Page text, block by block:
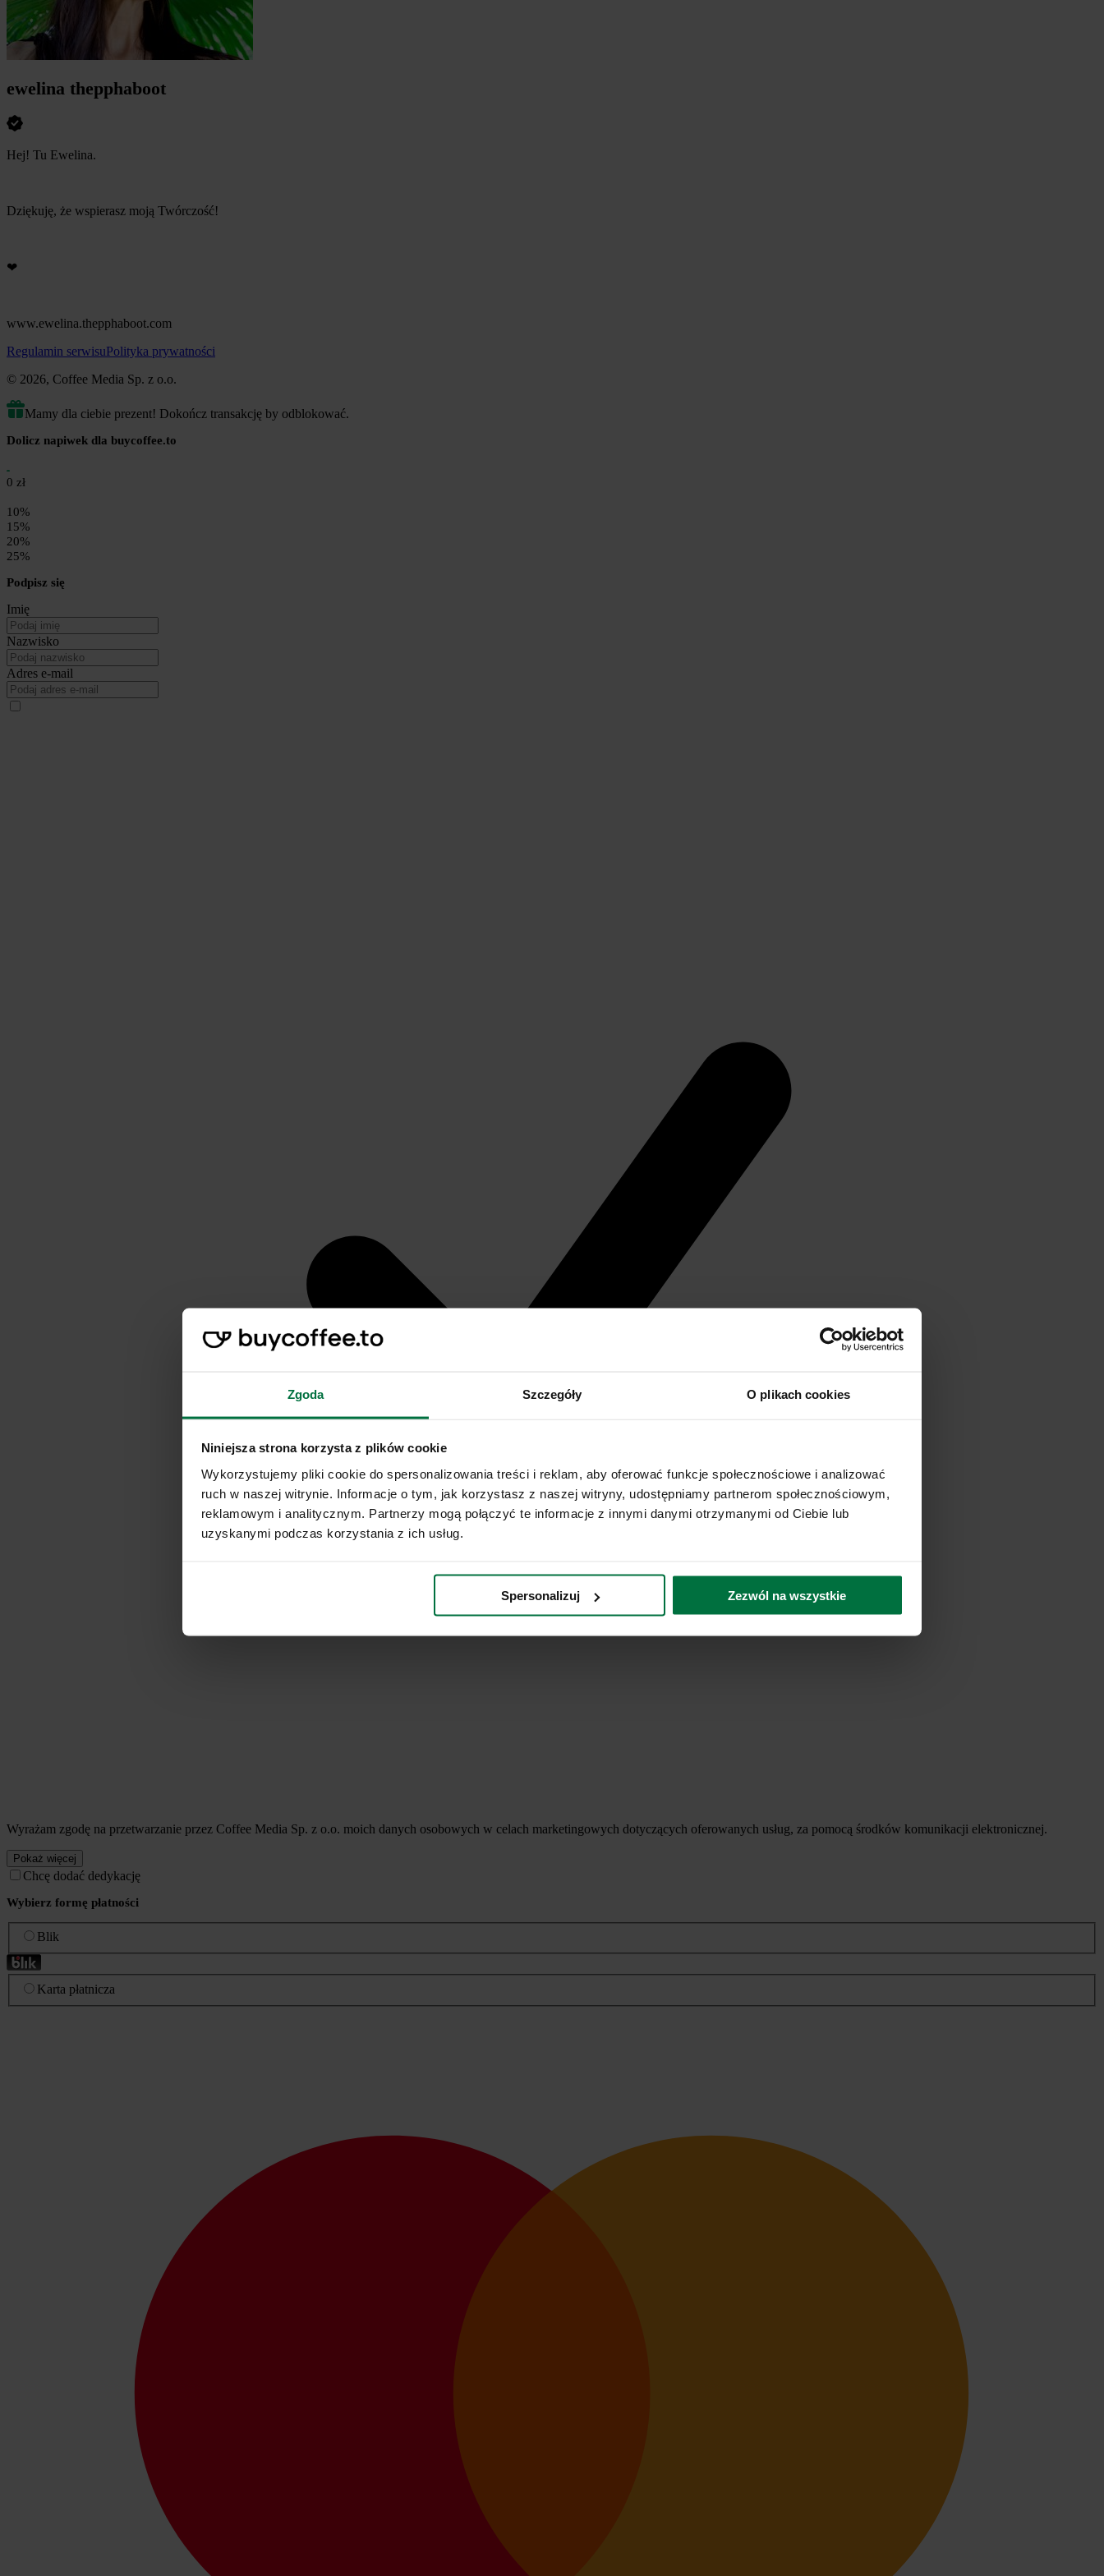
Zgoda Szczegóły O plikach cookies
Niniejsza strona korzysta z plików cookie
Wykorzystujemy pliki cookie do spersonalizowania treści i reklam, aby oferować funkcje społecznościowe i analizować
ruch w naszej witrynie. Informacje o tym, jak korzystasz z naszej witryny, udostępniamy partnerom społecznościowym,
reklamowym i analitycznym. Partnerzy mogą połączyć te informacje z innymi danymi otrzymanymi od Ciebie lub
uzyskanymi podczas korzystania z ich usług.
Spersonalizuj Zezwól na wszystkie
ewelina thepphaboot
Hej! Tu Ewelina.
Dziękuję, że wspierasz moją Twórczość!
❤
www.ewelina.thepphaboot.com
Regulamin serwisuPolityka prywatności
© 2026, Coffee Media Sp. z o.o.
Mamy dla ciebie prezent! Dokończ transakcję by odblokować.
Dolicz napiwek dla buycoffee.to
0 zł
10%
15%
20%
25%
Podpisz się
Imię
Nazwisko
Adres e-mail
Wyrażam zgodę na przetwarzanie przez Coffee Media Sp. z o.o. moich danych osobowych w celach marketingowych dotyczących oferowanych usług, za pomocą środków komunikacji elektronicznej.
Pokaż więcej
Chcę dodać dedykację
Wybierz formę płatności
Blik
Karta płatnicza